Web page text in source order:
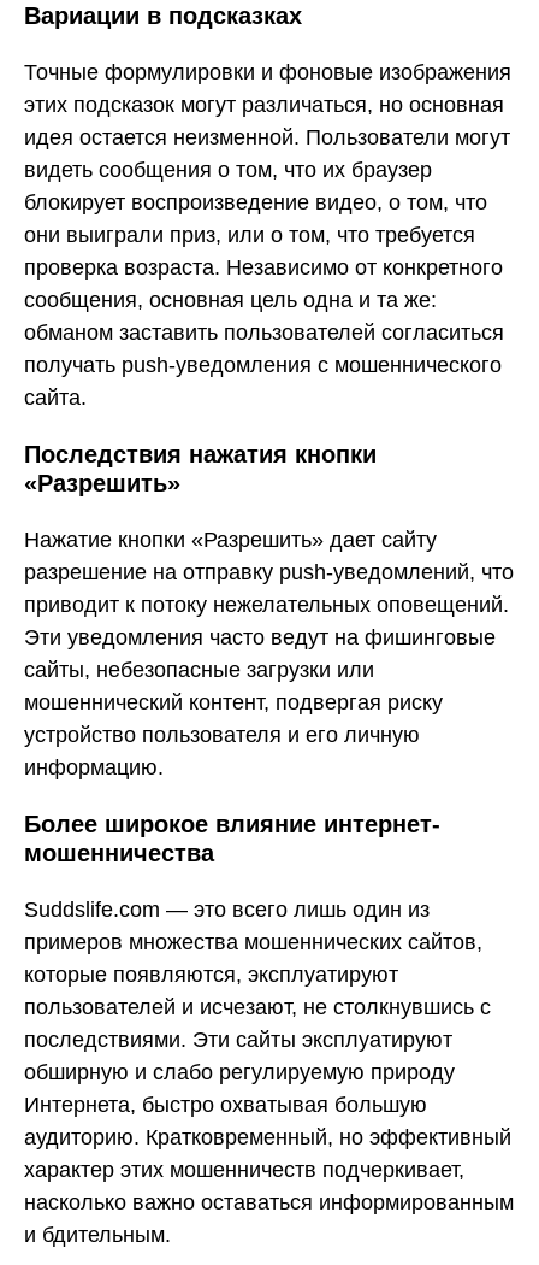
Вариации в подсказках
Точные формулировки и фоновые изображения
этих подсказок могут различаться, но основная
идея остается неизменной. Пользователи могут
видеть сообщения о том, что их браузер
блокирует воспроизведение видео, о том, что
они выиграли приз, или о том, что требуется
проверка возраста. Независимо от конкретного
сообщения, основная цель одна и та же:
обманом заставить пользователей согласиться
получать push-уведомления с мошеннического
сайта.
Последствия нажатия кнопки
«Разрешить»
Нажатие кнопки «Разрешить» дает сайту
разрешение на отправку push-уведомлений, что
приводит к потоку нежелательных оповещений.
Эти уведомления часто ведут на фишинговые
сайты, небезопасные загрузки или
мошеннический контент, подвергая риску
устройство пользователя и его личную
информацию.
Более широкое влияние интернет-
мошенничества
Suddslife.com — это всего лишь один из
примеров множества мошеннических сайтов,
которые появляются, эксплуатируют
пользователей и исчезают, не столкнувшись с
последствиями. Эти сайты эксплуатируют
обширную и слабо регулируемую природу
Интернета, быстро охватывая большую
аудиторию. Кратковременный, но эффективный
характер этих мошенничеств подчеркивает,
насколько важно оставаться информированным
и бдительным.